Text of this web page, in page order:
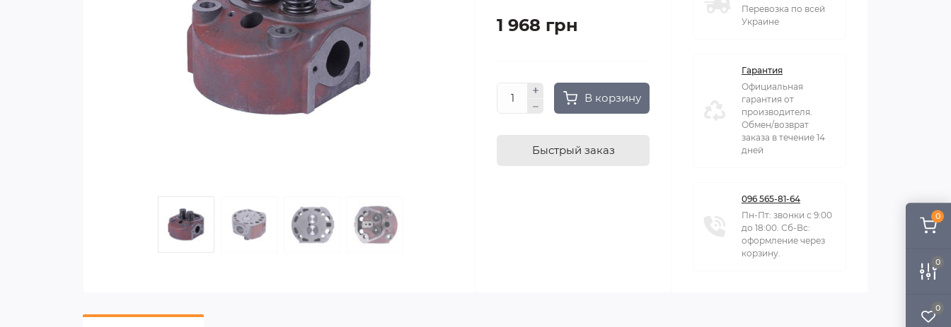
0
0
0
1 968 грн
В корзину
Быстрый заказ
Перевозка по всей
Украине
Гарантия
Официальная
гарантия от
производителя.
Обмен/возврат
заказа в течение 14
дней
096 565-81-64
Пн-Пт: звонки с 9:00
до 18:00. Сб-Вс:
оформление через
корзину.